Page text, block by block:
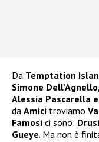
Da Temptation
Simone
Alessia Pascarella
da Amici troviamo
Famosi ci sono:
Gueye. Ma non è